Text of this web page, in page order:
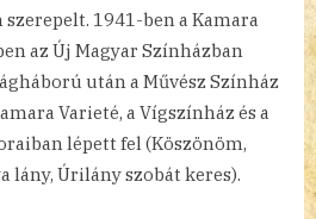
1941-ben a Kamara
az Új Magyar Színházban
után a Művész Színház
Varieté, a Vígszínház és a
lépett fel (Köszönöm,
lány, Úrilány szobát keres).